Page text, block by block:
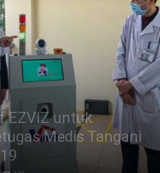
EZVIZ untuk
Medis Tangani